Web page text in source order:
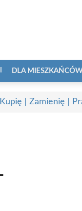
DLA
| Zamienię |